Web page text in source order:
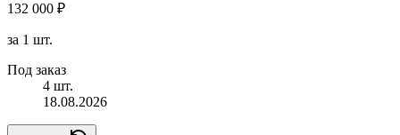
132 000 ₽
за 1 шт.
Под заказ
4 шт.
18.08.2026